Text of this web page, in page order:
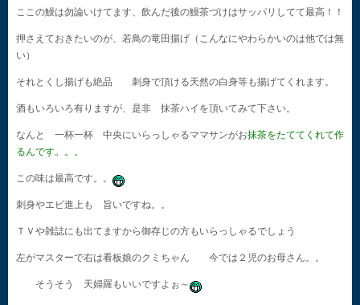
ここの鰻は勿論いけてます、飲んだ後の鰻茶づけはサッパリしてて最高！！
押さえておきたいのが、若鳥の竜田揚げ（こんなにやわらかいのは他では無
い）
それとくし揚げも絶品 刺身で頂ける天然の白身等も揚げてくれます。
酒もいろいろ有りますが、是非 抹茶ハイを頂いてみて下さい。
なんと 一杯一杯 中央にいらっしゃるママサンがお抹茶をたててくれて作
るんです。。。
この味は最高です。。
刺身やエビ進上も 旨いですね。。
ＴＶや雑誌にも出てますから御存じの方もいらっしゃるでしょう
左がマスターで右は看板娘のクミちゃん 今では２児のお母さん。。
そうそう 天婦羅もいいですよぉ～